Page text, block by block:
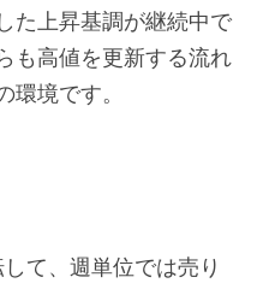
た上昇基調が継続中で
も高値を更新する流れ
環境です。
て、週単位では売り